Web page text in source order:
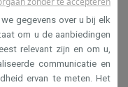
gegevens over u bij elk
om u de aanbiedingen
relevant zijn en om u,
communicatie en
ervan te meten. Het